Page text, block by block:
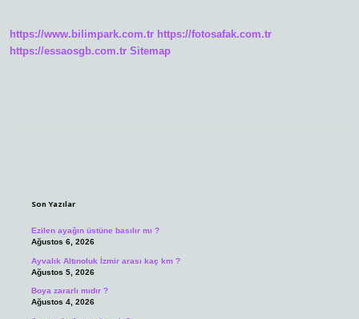
https://www.bilimpark.com.tr https://fotosafak.com.tr
https://essaosgb.com.tr Sitemap
Son Yazılar
Ezilen ayağın üstüne basılır mı ?
Ağustos 6, 2026
Ayvalık Altınoluk İzmir arası kaç km ?
Ağustos 5, 2026
Boya zararlı mıdır ?
Ağustos 4, 2026